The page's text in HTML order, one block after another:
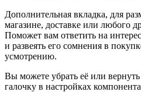
Дополнительная вкладка, для
магазине, доставке или любого
Поможет вам ответить на
и развеять его сомнения в
усмотрению.
Вы можете убрать её или
галочку в настройках